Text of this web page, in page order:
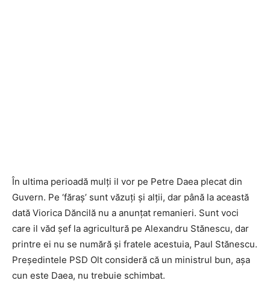
În ultima perioadă mulți il vor pe Petre Daea plecat din
Guvern. Pe ‘făraș’ sunt văzuți și alții, dar până la această
dată Viorica Dăncilă nu a anunțat remanieri. Sunt voci
care il văd șef la agricultură pe Alexandru Stănescu, dar
printre ei nu se numără și fratele acestuia, Paul Stănescu.
Președintele PSD Olt consideră că un ministrul bun, așa
cun este Daea, nu trebuie schimbat.